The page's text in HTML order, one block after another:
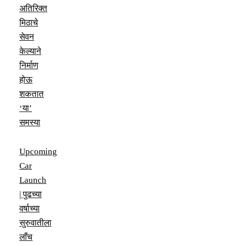
अतिरिक्त
मिठाचे
सेवन
केल्याने
निर्माण
होऊ
शकतात
‘या’
समस्या
Upcoming
Car
Launch
| पुढच्या
वर्षाच्या
सुरुवातीला
लाँच